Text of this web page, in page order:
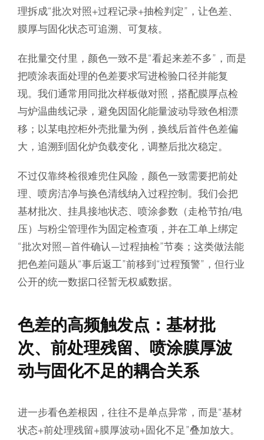
理拆成“批次对照+过程记录+抽检判定”，让色差、
膜厚与固化状态可追溯、可复核。
在批量交付里，颜色一致不是“看起来差不多”，而是
把喷涂表面处理的色差要求写进检验口径并能复
现。我们通常用同批次样板做对照，搭配膜厚点检
与炉温曲线记录，避免因固化能量波动导致色相漂
移；以某电控柜外壳批量为例，换线后首件色差偏
大，追溯到固化炉负载变化，调整后批次稳定。
不过仅靠终检很难兜住风险，颜色一致需要把前处
理、喷房洁净与换色清线纳入过程控制。我们会把
基材批次、挂具接地状态、喷涂参数（走枪节拍/电
压）与粉尘管理作为固定检查项，并在工单上绑定
“批次对照—首件确认—过程抽检”节奏；这类做法能
把色差问题从“事后返工”前移到“过程预警”，但行业
公开的统一数据口径暂无权威数据。
色差的高频触发点：基材批
次、前处理残留、喷涂膜厚波
动与固化不足的耦合关系
进一步看色差根因，往往不是单点异常，而是“基材
状态+前处理残留+膜厚波动+固化不足”叠加放大。